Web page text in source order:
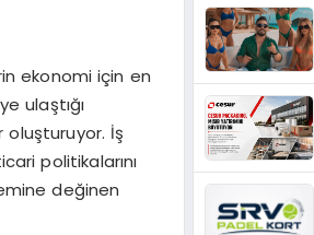
ekonomi için en
ulaştığı
oluşturuyor. İş
politikalarını
değinen